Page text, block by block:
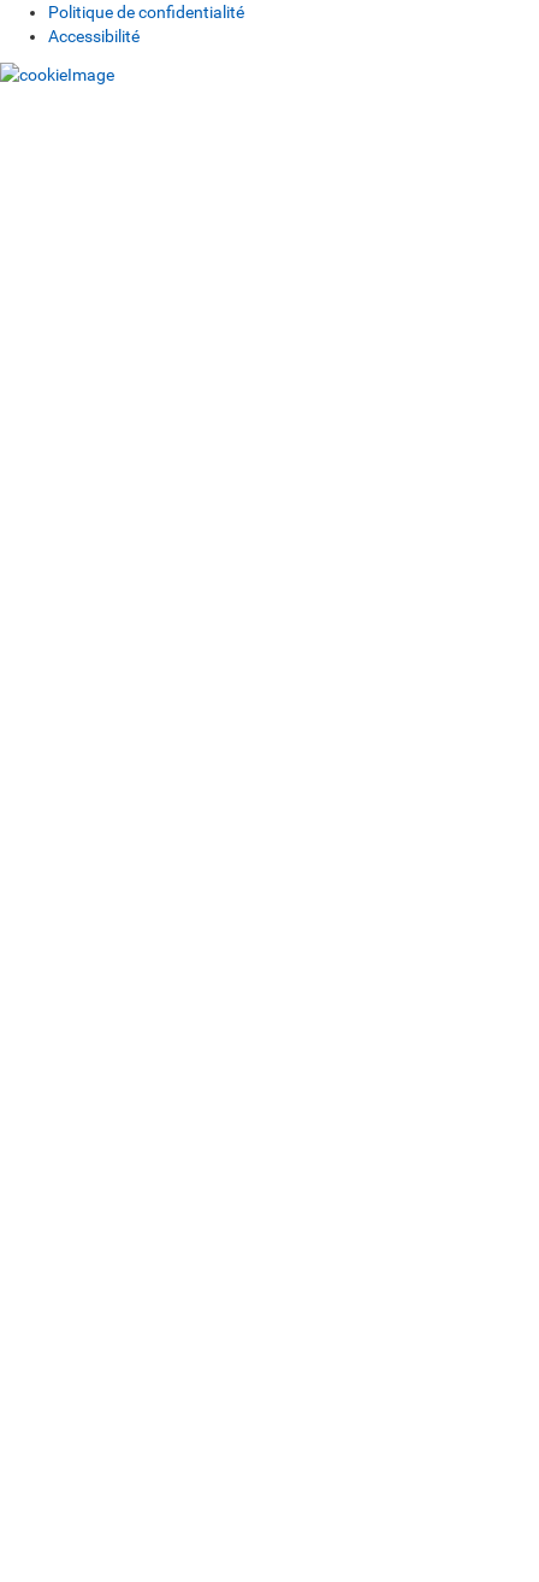
Politique de confidentialité
Accessibilité